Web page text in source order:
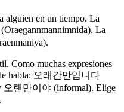
alguien en un tiempo. La
La
Como muchas expresiones
habla: 오래간만입니다
오랜만이야 (informal). Elige